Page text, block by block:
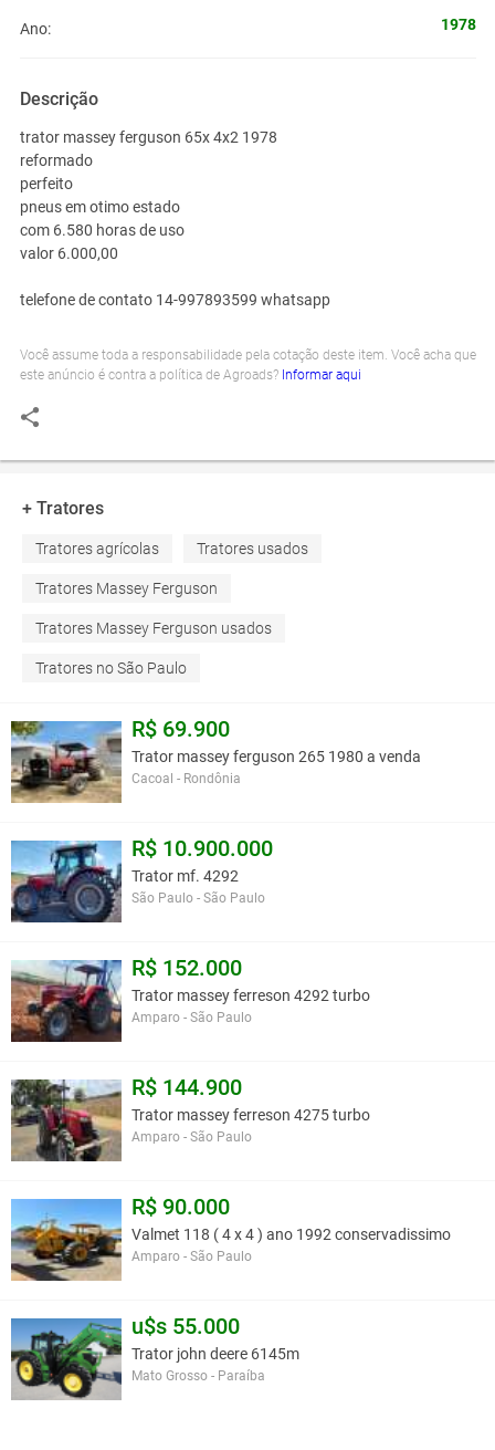
Ano: 1978
Descrição
trator massey ferguson 65x 4x2 1978
reformado
perfeito
pneus em otimo estado
com 6.580 horas de uso
valor 6.000,00
telefone de contato 14-997893599 whatsapp
Você assume toda a responsabilidade pela cotação deste item. Você acha que
este anúncio é contra a política de Agroads? Informar aqui
+ Tratores
Tratores agrícolas Tratores usados
Tratores Massey Ferguson
Tratores Massey Ferguson usados
Tratores no São Paulo
R$ 69.900
Trator massey ferguson 265 1980 a venda
Cacoal - Rondônia
R$ 10.900.000
Trator mf. 4292
São Paulo - São Paulo
R$ 152.000
Trator massey ferreson 4292 turbo
Amparo - São Paulo
R$ 144.900
Trator massey ferreson 4275 turbo
Amparo - São Paulo
R$ 90.000
Valmet 118 ( 4 x 4 ) ano 1992 conservadissimo
Amparo - São Paulo
u$s 55.000
Trator john deere 6145m
Mato Grosso - Paraíba